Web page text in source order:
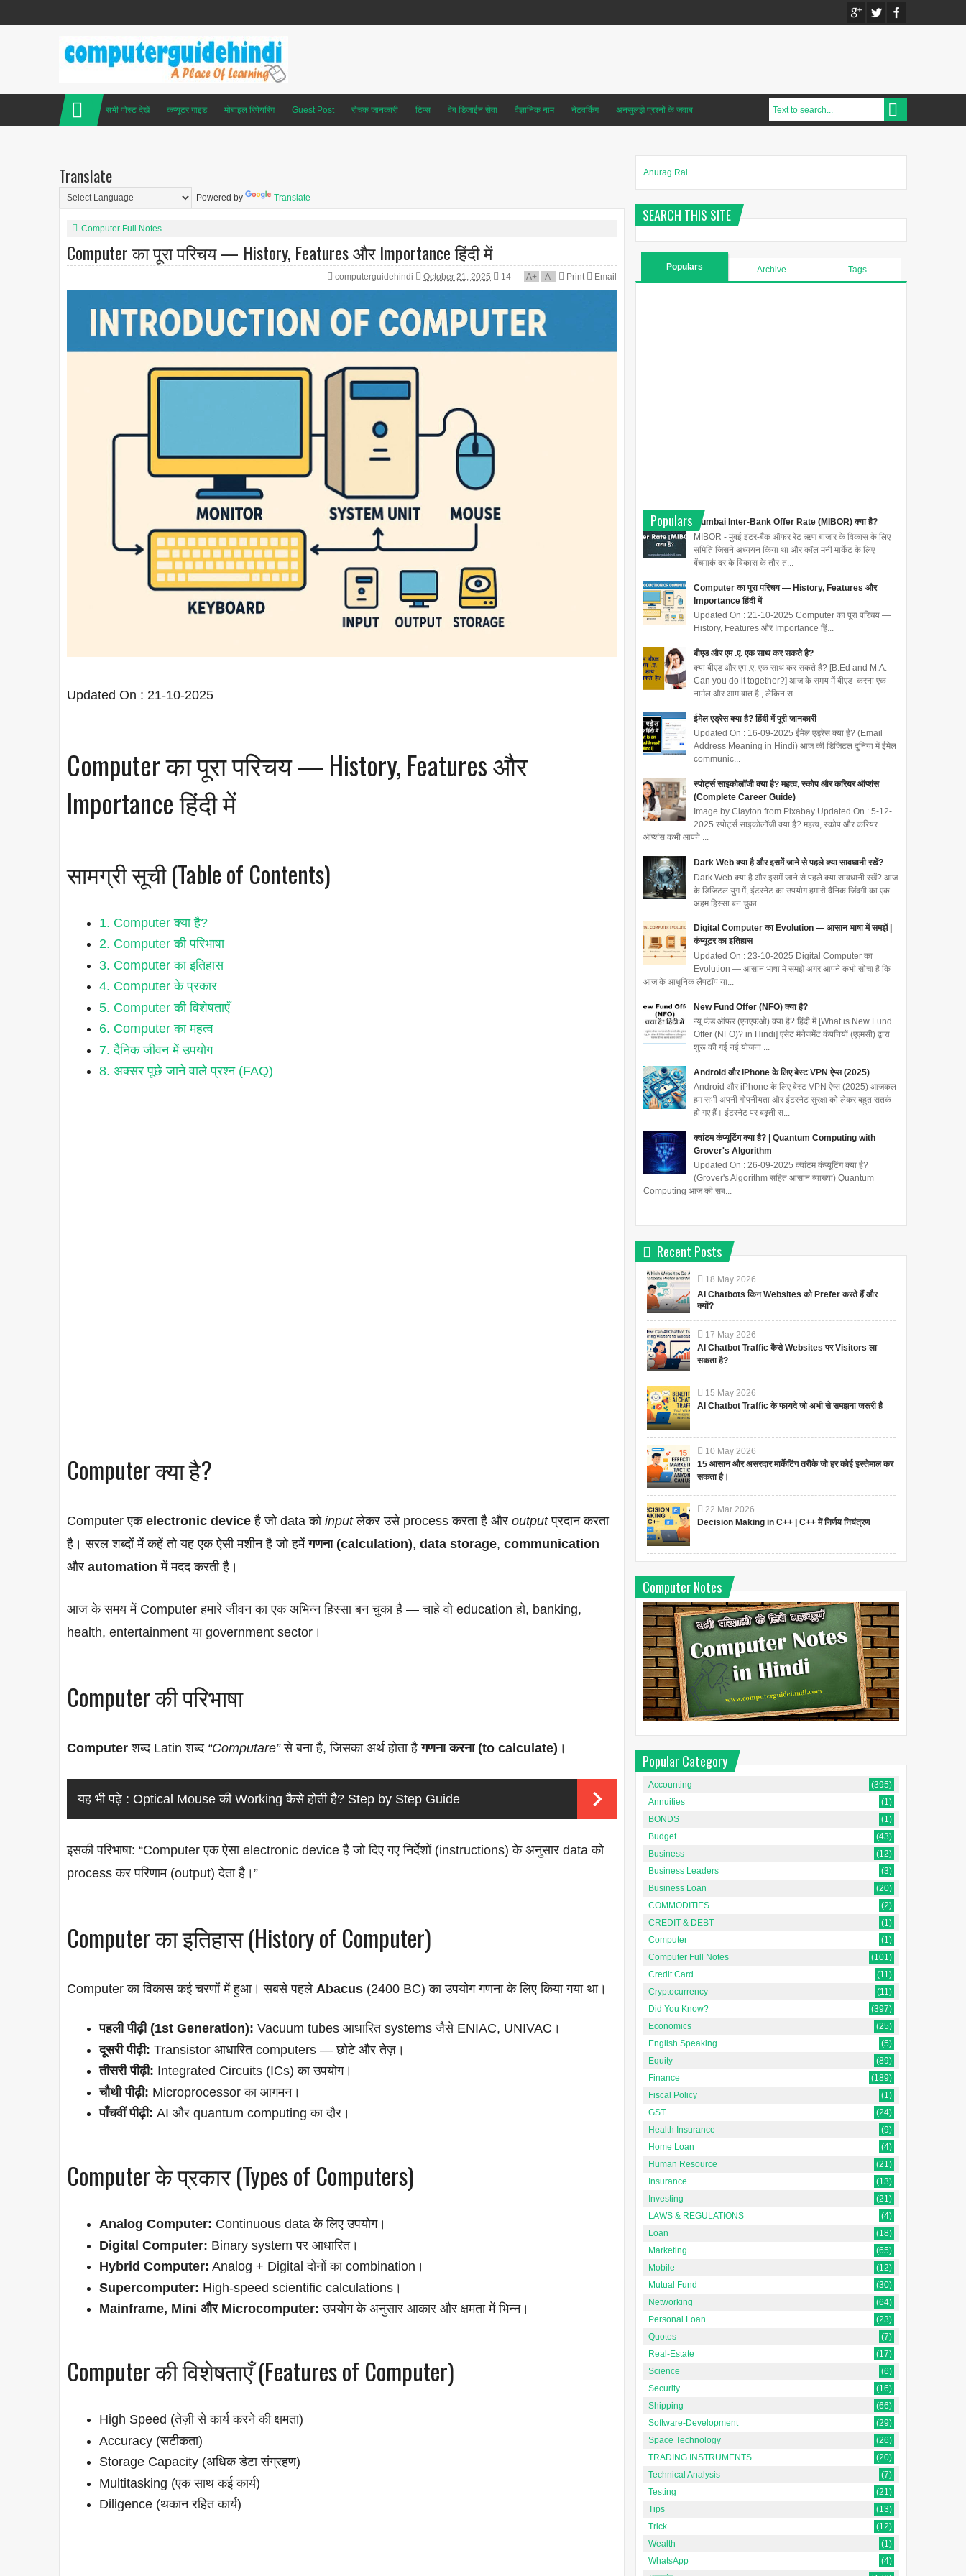
सभी पोस्ट देखें कंप्यूटर गाइड मोबाइल रिपेयरिंग Guest Post रोचक जानकारी टिप्स वेब डिजाईन सेवा वैज्ञानिक नाम नेटवर्किंग अनसुलझे प्रश्नों के जवाब
Translate
Powered by Translate
Computer Full Notes
Computer का पूरा परिचय — History, Features और Importance हिंदी में
computerguidehindi October 21, 2025 14 A+ A- Print Email
Updated On : 21-10-2025
Computer का पूरा परिचय — History, Features और
Importance हिंदी में
सामग्री सूची (Table of Contents)
1. Computer क्या है?
2. Computer की परिभाषा
3. Computer का इतिहास
4. Computer के प्रकार
5. Computer की विशेषताएँ
6. Computer का महत्व
7. दैनिक जीवन में उपयोग
8. अक्सर पूछे जाने वाले प्रश्न (FAQ)
Computer क्या है?
Computer एक electronic device है जो data को inputलेकर उसे process करता है और outputप्रदान करता
है। सरल शब्दों में कहें तो यह एक ऐसी मशीन है जो हमेंगणना (calculation), data storage, communication
और automation में मदद करती है।
आज के समय में Computer हमारे जीवन का एक अभिन्न हिस्सा बन चुका है — चाहे वो education हो, banking,
health, entertainment या government sector।
Computer की परिभाषा
Computer शब्द Latin शब्द “Computare”से बना है, जिसका अर्थ होता हैगणना करना (to calculate) ।
यह भी पढ़े : Optical Mouse की Working कैसे होती है? Step by Step Guide
इसकी परिभाषा: “Computer एक ऐसा electronic device है जो दिए गए निर्देशों (instructions) के अनुसार data को
process कर परिणाम (output) देता है।”
Computer का इतिहास (History of Computer)
Computer का विकास कई चरणों में हुआ। सबसे पहले Abacus (2400 BC) का उपयोग गणना के लिए किया गया था।
पहली पीढ़ी (1st Generation): Vacuum tubes आधारित systems जैसे ENIAC, UNIVAC।
दूसरी पीढ़ी: Transistor आधारित computers — छोटे और तेज़।
तीसरी पीढ़ी: Integrated Circuits (ICs) का उपयोग।
चौथी पीढ़ी: Microprocessor का आगमन।
पाँचवीं पीढ़ी: AI और quantum computing का दौर।
Computer के प्रकार (Types of Computers)
Analog Computer: Continuous data के लिए उपयोग।
Digital Computer: Binary system पर आधारित।
Hybrid Computer: Analog + Digital दोनों का combination।
Supercomputer: High-speed scientific calculations।
Mainframe, Mini और Microcomputer: उपयोग के अनुसार आकार और क्षमता में भिन्न।
Computer की विशेषताएँ (Features of Computer)
High Speed (तेज़ी से कार्य करने की क्षमता)
Accuracy (सटीकता)
Storage Capacity (अधिक डेटा संग्रहण)
Multitasking (एक साथ कई कार्य)
Diligence (थकान रहित कार्य)
Anurag Rai
SEARCH THIS SITE
Populars Archive Tags
Populars
Mumbai Inter-Bank Offer Rate (MIBOR) क्या है?
MIBOR - मुंबई इंटर-बैंक ऑफर रेट ऋण बाजार के विकास के लिए
समिति जिसने अध्ययन किया था और कॉल मनी मार्केट के लिए
बेंचमार्क दर के विकास के तौर-त...
Computer का पूरा परिचय — History, Features और
Importance हिंदी में
Updated On : 21-10-2025 Computer का पूरा परिचय —
History, Features और Importance हिं...
बीएड और एम .ए. एक साथ कर सकते है?
क्या बीएड और एम .ए. एक साथ कर सकते है? [B.Ed and M.A.
Can you do it together?] आज के समय में बीएड करना एक
नार्मल और आम बात है , लेकिन स...
ईमेल एड्रेस क्या है? हिंदी में पूरी जानकारी
Updated On : 16-09-2025 ईमेल एड्रेस क्या है? (Email
Address Meaning in Hindi) आज की डिजिटल दुनिया में ईमेल
communic...
स्पोर्ट्स साइकोलॉजी क्या है? महत्व, स्कोप और करियर ऑप्शंस
(Complete Career Guide)
Image by Clayton from Pixabay Updated On : 5-12-
2025 स्पोर्ट्स साइकोलॉजी क्या है? महत्व, स्कोप और करियर
ऑप्शंस कभी आपने ...
Dark Web क्या है और इसमें जाने से पहले क्या सावधानी रखें?
Dark Web क्या है और इसमें जाने से पहले क्या सावधानी रखें? आज
के डिजिटल युग में, इंटरनेट का उपयोग हमारी दैनिक जिंदगी का एक
अहम हिस्सा बन चुका...
Digital Computer का Evolution — आसान भाषा में समझें |
कंप्यूटर का इतिहास
Updated On : 23-10-2025 Digital Computer का
Evolution — आसान भाषा में समझें अगर आपने कभी सोचा है कि
आज के आधुनिक लैपटॉप या...
New Fund Offer (NFO) क्या है?
न्यू फंड ऑफर (एनएफओ) क्या है? हिंदी में [What is New Fund
Offer (NFO)? in Hindi] एसेट मैनेजमेंट कंपनियों (एएमसी) द्वारा
शुरू की गई नई योजना ...
Android और iPhone के लिए बेस्ट VPN ऐप्स (2025)
Android और iPhone के लिए बेस्ट VPN ऐप्स (2025) आजकल
हम सभी अपनी गोपनीयता और इंटरनेट सुरक्षा को लेकर बहुत सतर्क
हो गए हैं। इंटरनेट पर बढ़ती स...
क्वांटम कंप्यूटिंग क्या है? | Quantum Computing with
Grover's Algorithm
Updated On : 26-09-2025 क्वांटम कंप्यूटिंग क्या है?
(Grover's Algorithm सहित आसान व्याख्या) Quantum
Computing आज की सब...
Recent Posts
18 May 2026
AI Chatbots किन Websites को Prefer करते हैं और
क्यों?
17 May 2026
AI Chatbot Traffic कैसे Websites पर Visitors ला
सकता है?
15 May 2026
AI Chatbot Traffic के फायदे जो अभी से समझना जरूरी है
10 May 2026
15 आसान और असरदार मार्केटिंग तरीके जो हर कोई इस्तेमाल कर
सकता है।
22 Mar 2026
Decision Making in C++ | C++ में निर्णय नियंत्रण
Computer Notes
Popular Category
Accounting
(395)
Annuities
(1)
BONDS
(1)
Budget
(43)
Business
(12)
Business Leaders
(3)
Business Loan
(20)
COMMODITIES
(2)
CREDIT & DEBT
(1)
Computer
(1)
Computer Full Notes
(101)
Credit Card
(11)
Cryptocurrency
(11)
Did You Know?
(397)
Economics
(25)
English Speaking
(5)
Equity
(89)
Finance
(189)
Fiscal Policy
(1)
GST
(24)
Health Insurance
(9)
Home Loan
(4)
Human Resource
(21)
Insurance
(13)
Investing
(21)
LAWS & REGULATIONS
(4)
Loan
(18)
Marketing
(65)
Mobile
(12)
Mutual Fund
(30)
Networking
(64)
Personal Loan
(23)
Quotes
(7)
Real-Estate
(17)
Science
(6)
Security
(16)
Shipping
(66)
Software-Development
(29)
Space Technology
(26)
TRADING INSTRUMENTS
(20)
Technical Analysis
(7)
Testing
(21)
Tips
(13)
Trick
(12)
Wealth
(1)
WhatsApp
(4)